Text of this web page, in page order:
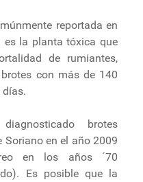
reportada en
es la planta tóxica que
de rumiantes,
con más de 140
brotes
Soriano en el año 2009
en los años ´70
Es posible que la